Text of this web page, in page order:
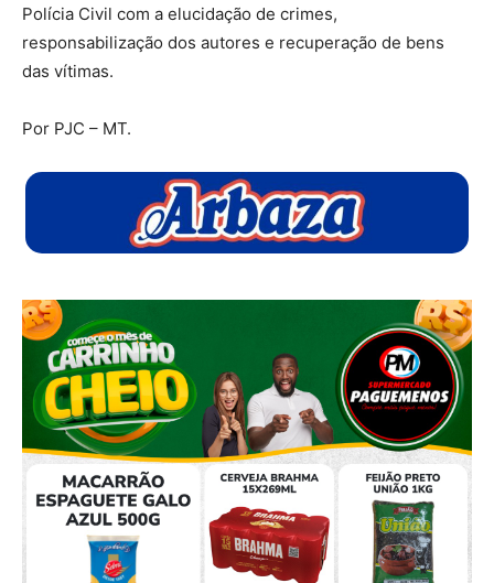
Polícia Civil com a elucidação de crimes,
responsabilização dos autores e recuperação de bens
das vítimas.
Por PJC – MT.